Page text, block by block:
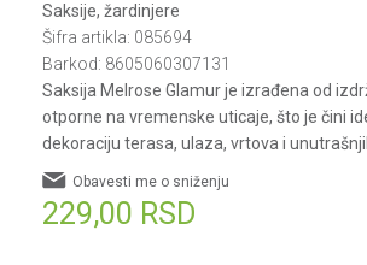
Saksije, žardinjere
Šifra artikla: 085694
Barkod: 8605060307131
Saksija Melrose Glamur je izrađena od
otporne na vremenske uticaje, što je čini
dekoraciju terasa, ulaza, vrtova i
229,00 RSD
Obavesti me o sniženju